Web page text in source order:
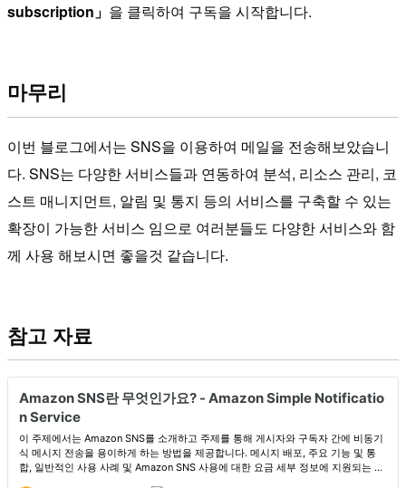
subscription」 을 클릭하여 구독을 시작합니다.
마무리
이번 블로그에서는 SNS을 이용하여 메일을 전송해보았습니
다. SNS는 다양한 서비스들과 연동하여 분석, 리소스 관리, 코
스트 매니지먼트, 알림 및 통지 등의 서비스를 구축할 수 있는
확장이 가능한 서비스 임으로 여러분들도 다양한 서비스와 함
께 사용 해보시면 좋을것 같습니다.
참고 자료